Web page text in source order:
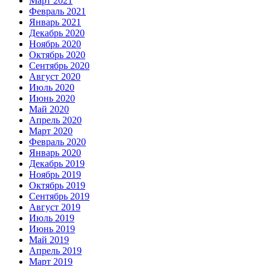
Февраль 2021
Январь 2021
Декабрь 2020
Ноябрь 2020
Октябрь 2020
Сентябрь 2020
Август 2020
Июль 2020
Июнь 2020
Май 2020
Апрель 2020
Март 2020
Февраль 2020
Январь 2020
Декабрь 2019
Ноябрь 2019
Октябрь 2019
Сентябрь 2019
Август 2019
Июль 2019
Июнь 2019
Май 2019
Апрель 2019
Март 2019